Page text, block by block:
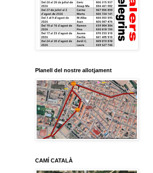
Planell del nostre allotjament
CAMÍ CATALÀ